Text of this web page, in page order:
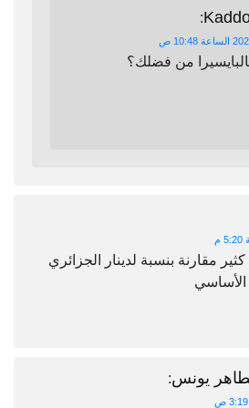
:
من فضلك؟
كثير مقارنة بنسبة لدينار الجزائري
يونس: